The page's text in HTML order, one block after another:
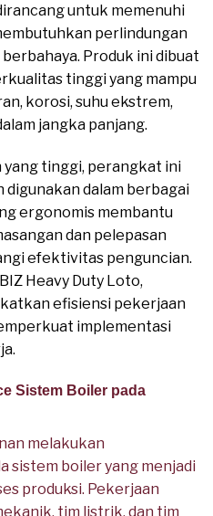
untuk memenuhi
perlindungan
Produk ini dibuat
tinggi yang mampu
korosi, suhu ekstrem,
jangka panjang.
tinggi, perangkat ini
digunakan dalam berbagai
ergonomis membantu
dan pelepasan
efektivitas penguncian.
Heavy Duty Loto,
efisiensi pekerjaan
implementasi
Sistem Boiler pada
melakukan
sistem boiler yang menjadi
produksi. Pekerjaan
tim listrik, dan tim